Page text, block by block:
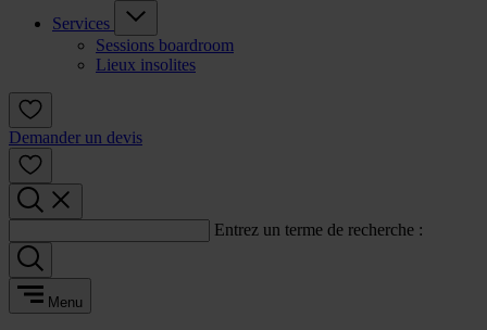
Services
Sessions boardroom
Lieux insolites
Demander un devis
Entrez un terme de recherche :
Menu